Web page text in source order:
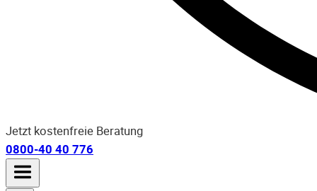
Jetzt kostenfreie Beratung
0800-40 40 776